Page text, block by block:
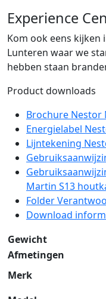
Experience
Kom ook eens kijken
Lunteren waar we
hebben staan
Product downloads
Brochure Nestor
Energielabel
Lijntekening
Martin S13
Folder
Download
Gewicht
Afmetingen
Merk